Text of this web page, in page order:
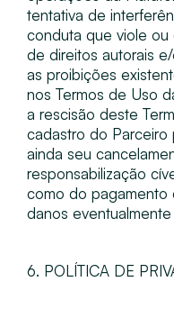
tentativa de
conduta que viole ou
de direitos autorais
as proibições
nos Termos de Uso
a rescisão deste
cadastro do Parceiro
ainda seu
responsabilização
como do pagamento
danos
6. POLÍTICA DE